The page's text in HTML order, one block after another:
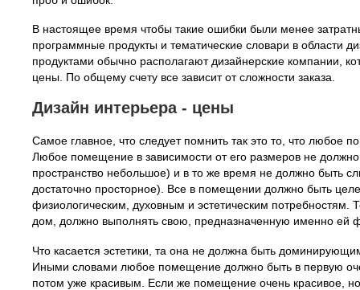
В настоящее время чтобы такие ошибки были менее
программные продукты и тематические словари в области
продуктами обычно располагают дизайнерские компании,
цены. По общему счету все зависит от сложности заказа.
Дизайн интерьера - цены
Самое главное, что следует помнить так это то, что
Любое помещение в зависимости от его размеров не
пространство небольшое) и в то же время не должно быть
достаточно просторное). Все в помещении должно быть
физиологическим, духовным и эстетическим потребностям.
дом, должно выполнять свою, предназначенную именно ей
Что касается эстетики, та она не должна быть
Иными словами любое помещение должно быть в первую
потом уже красивым. Если же помещение очень красивое,